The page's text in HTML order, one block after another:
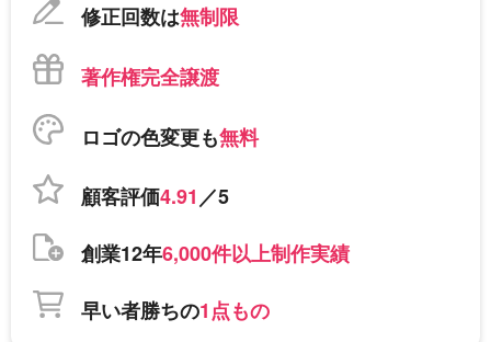
修正回数は無制限
著作権完全譲渡
ロゴの色変更も無料
顧客評価4.91／5
創業12年6,000件以上制作実績
早い者勝ちの1点もの